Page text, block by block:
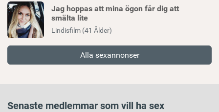
Jag hoppas att mina ögon får dig att
smälta lite
Lindisfilm (41 Ålder)
Alla sexannonser
Senaste medlemmar som vill ha sex